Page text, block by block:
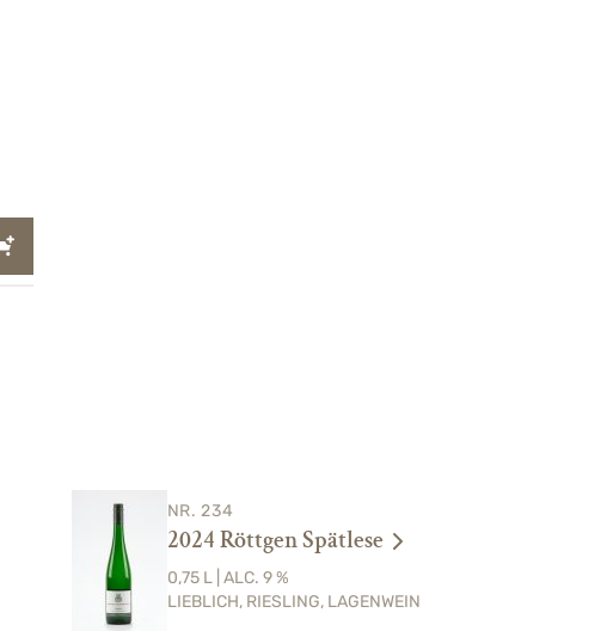
NR. 234
2024 Röttgen Spätlese
0,75 L | ALC. 9 %
LIEBLICH, RIESLING, LAGENWEIN